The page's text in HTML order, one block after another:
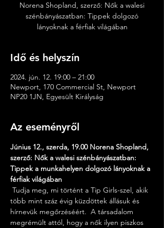
Norena Shopland, szerző: Nők a walesi
szénbányászatban: Tippek dolgozó
lányoknak a férfiak világában
Idő és helyszín
2024. jún. 12. 19:00 – 21:00
Newport, 170 Commercial St, Newport
NP20 1JN, Egyesült Királyság
Az eseményről
Június 12., szerda, 19.00 Norena Shopland,
szerző: Nők a walesi szénbányászatban:
Tippek a munkahelyen dolgozó lányoknak a
férfiak világában
több mint száz évig küzdöttek állásuk és
hírnevük megőrzéséért.  A társadalom
megrémült attól, hogy a nők ilyen piszkos